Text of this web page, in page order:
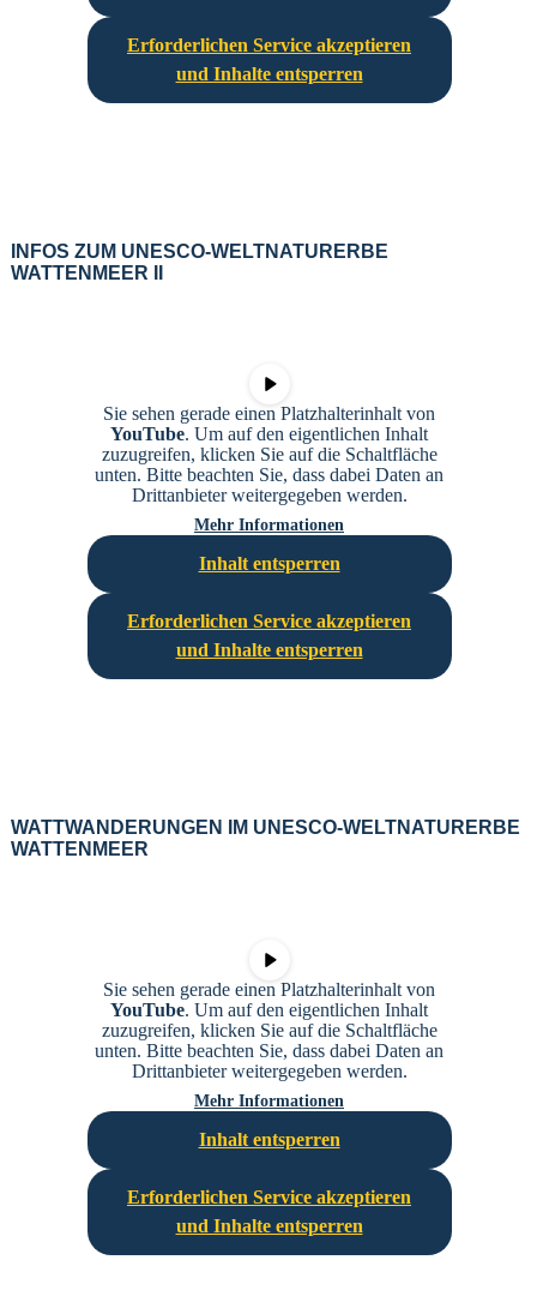
Erforderlichen Service akzeptieren
und Inhalte entsperren
INFOS ZUM UNESCO-WELTNATURERBE
WATTENMEER II
Sie sehen gerade einen Platzhalterinhalt von
YouTube. Um auf den eigentlichen Inhalt
zuzugreifen, klicken Sie auf die Schaltfläche
unten. Bitte beachten Sie, dass dabei Daten an
Drittanbieter weitergegeben werden.
Mehr Informationen
Inhalt entsperren
Erforderlichen Service akzeptieren
und Inhalte entsperren
WATTWANDERUNGEN IM UNESCO-WELTNATURERBE
WATTENMEER
Sie sehen gerade einen Platzhalterinhalt von
YouTube. Um auf den eigentlichen Inhalt
zuzugreifen, klicken Sie auf die Schaltfläche
unten. Bitte beachten Sie, dass dabei Daten an
Drittanbieter weitergegeben werden.
Mehr Informationen
Inhalt entsperren
Erforderlichen Service akzeptieren
und Inhalte entsperren